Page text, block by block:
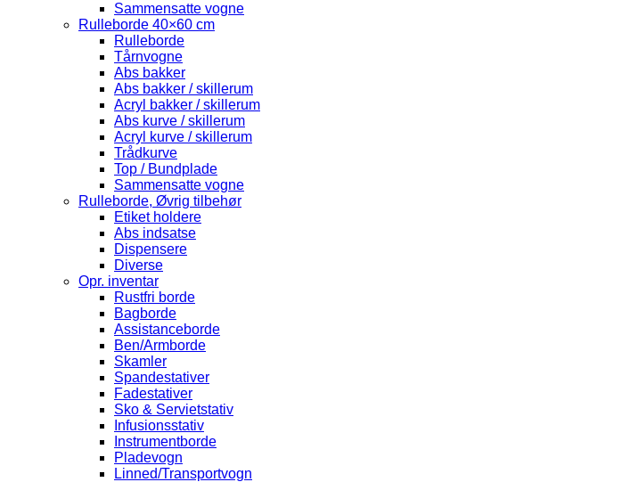
Sammensatte vogne
Rulleborde 40×60 cm
Rulleborde
Tårnvogne
Abs bakker
Abs bakker / skillerum
Acryl bakker / skillerum
Abs kurve / skillerum
Acryl kurve / skillerum
Trådkurve
Top / Bundplade
Sammensatte vogne
Rulleborde, Øvrig tilbehør
Etiket holdere
Abs indsatse
Dispensere
Diverse
Opr. inventar
Rustfri borde
Bagborde
Assistanceborde
Ben/Armborde
Skamler
Spandestativer
Fadestativer
Sko & Servietstativ
Infusionsstativ
Instrumentborde
Pladevogn
Linned/Transportvogn